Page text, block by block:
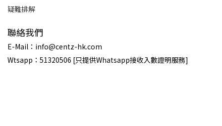
疑難排解
聯絡我們
E-Mail：info@centz-hk.com
Wtsapp：51320506 [只提供Whatsapp接收入數證明服務]